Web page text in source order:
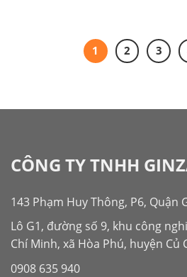
1 2 3
CÔNG TY TNHH
143 Phạm Huy Thông, P6, Quận
Lô G1, đường số 9, khu công
Chí Minh, xã Hòa Phú, huyện Củ
0908 635 940